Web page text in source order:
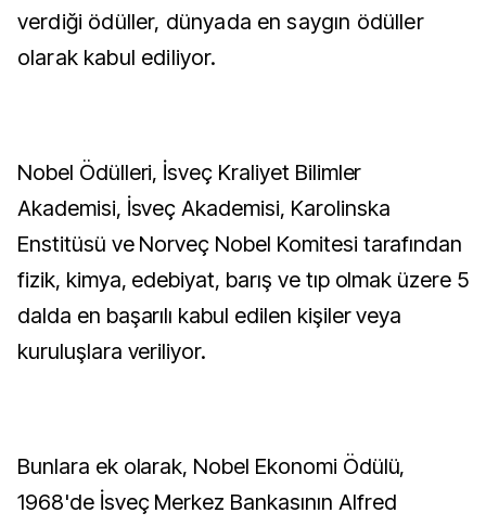
verdiği ödüller, dünyada en saygın ödüller
olarak kabul ediliyor.
Nobel Ödülleri, İsveç Kraliyet Bilimler
Akademisi, İsveç Akademisi, Karolinska
Enstitüsü ve Norveç Nobel Komitesi tarafından
fizik, kimya, edebiyat, barış ve tıp olmak üzere 5
dalda en başarılı kabul edilen kişiler veya
kuruluşlara veriliyor.
Bunlara ek olarak, Nobel Ekonomi Ödülü,
1968'de İsveç Merkez Bankasının Alfred